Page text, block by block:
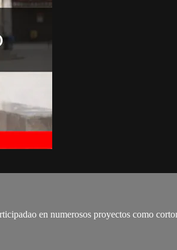
en numerosos proyectos como